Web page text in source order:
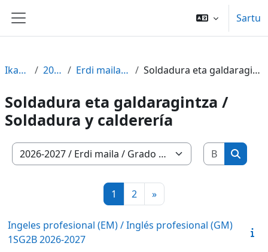
Alboko panela
Sartu
Ikastaroak 2026-2027 Erdi maila / Grado medio Soldadura eta galdaragintza / Soldadura y calderería
Soldadura eta galdaragintza /
Soldadura y calderería
Ikastaro-kategoriak
Bilatu
Bilatu
1 1. orria
2 2. orria
»Hurrengo orria
Ingeles profesional (EM) / Inglés profesional (GM)
1SG2B 2026-2027